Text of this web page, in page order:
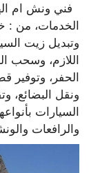
فني ونش ام
الخدمات، من :
وتبديل زيت
اللازم، وسحب
الحفر، وتوفير
ونقل البضائع،
السيارات
والرافعات